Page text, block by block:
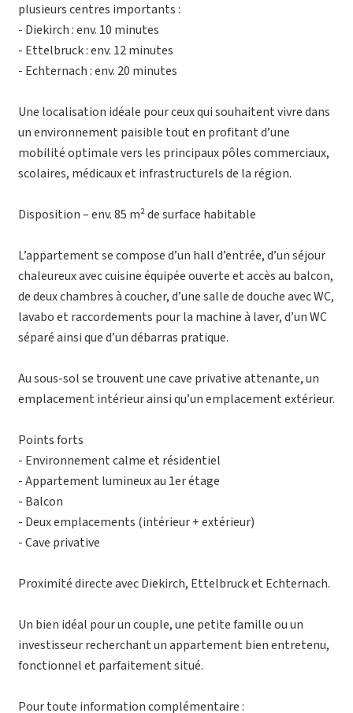
plusieurs centres importants :
- Diekirch : env. 10 minutes
- Ettelbruck : env. 12 minutes
- Echternach : env. 20 minutes
Une localisation idéale pour ceux qui souhaitent vivre dans
un environnement paisible tout en profitant d’une
mobilité optimale vers les principaux pôles commerciaux,
scolaires, médicaux et infrastructurels de la région.
Disposition – env. 85 m² de surface habitable
L’appartement se compose d’un hall d’entrée, d’un séjour
chaleureux avec cuisine équipée ouverte et accès au balcon,
de deux chambres à coucher, d’une salle de douche avec WC,
lavabo et raccordements pour la machine à laver, d’un WC
séparé ainsi que d’un débarras pratique.
Au sous-sol se trouvent une cave privative attenante, un
emplacement intérieur ainsi qu’un emplacement extérieur.
Points forts
- Environnement calme et résidentiel
- Appartement lumineux au 1er étage
- Balcon
- Deux emplacements (intérieur + extérieur)
- Cave privative
Proximité directe avec Diekirch, Ettelbruck et Echternach.
Un bien idéal pour un couple, une petite famille ou un
investisseur recherchant un appartement bien entretenu,
fonctionnel et parfaitement situé.
Pour toute information complémentaire :